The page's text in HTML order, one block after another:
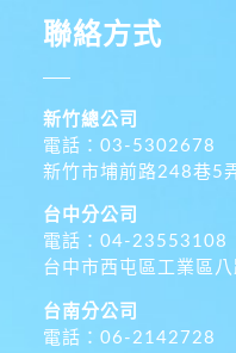
聯絡方式
新竹總公司
電話：03-5302678
新竹市埔前路248巷5
台中分公司
電話：04-23553108
台中市西屯區工業區
台南分公司
電話：06-2142728